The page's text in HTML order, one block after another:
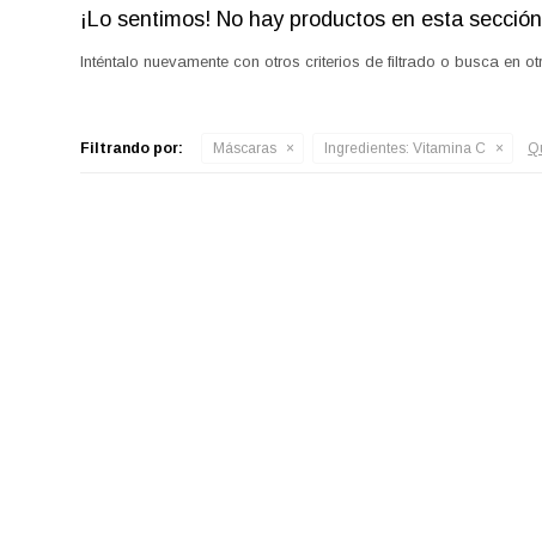
¡Lo sentimos! No hay productos en esta
Inténtalo nuevamente con otros criterios de filtrado o busca en
Filtrando por: Máscaras Ingredientes: Vitamina C